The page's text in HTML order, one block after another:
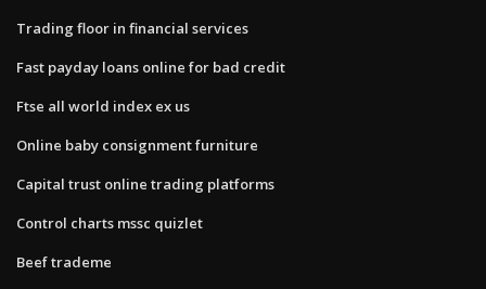
Trading floor in financial services
Fast payday loans online for bad credit
Ftse all world index ex us
Online baby consignment furniture
Capital trust online trading platforms
Control charts mssc quizlet
Beef trademe